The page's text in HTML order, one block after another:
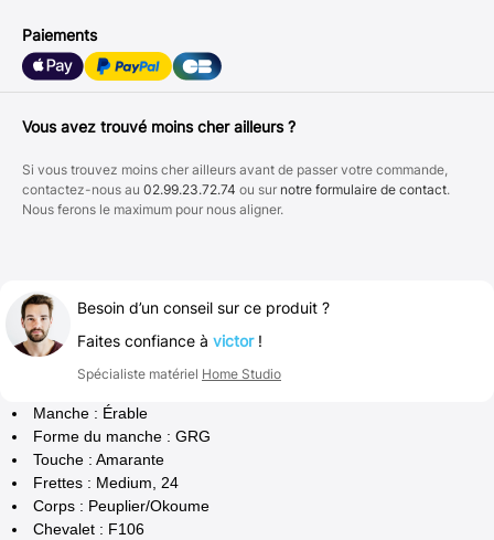
Paiements
Vous avez trouvé moins cher ailleurs ?
Si vous trouvez moins cher ailleurs avant de passer votre commande,
contactez-nous au 02.99.23.72.74 ou sur notre formulaire de contact.
Nous ferons le maximum pour nous aligner.
Besoin d’un conseil sur ce produit ?
Faites confiance à victor!
Spécialiste matériel Home Studio
Manche : Érable
Forme du manche : GRG
Touche : Amarante
Frettes : Medium, 24
Corps : Peuplier/Okoume
Chevalet : F106